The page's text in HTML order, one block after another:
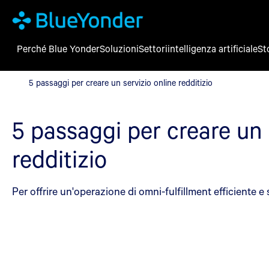
5 passaggi per creare un servizio online redditizio
Perché Blue YonderSoluzioniSettoriintelligenza artificiale
5 passaggi per creare un servizio online redditizio
5 passaggi per creare
redditizio
Per offrire un'operazione di omni-fulfillment efficiente